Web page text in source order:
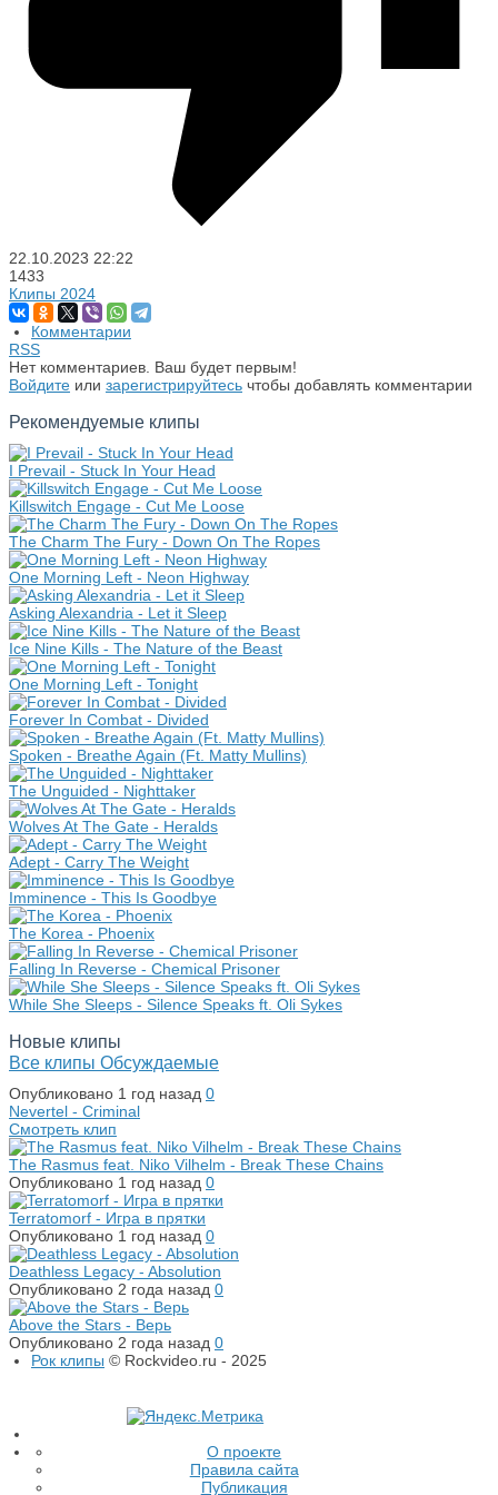
22.10.2023 22:22
1433
Клипы 2024
Комментарии
RSS
Нет комментариев. Ваш будет первым!
Войдите или зарегистрируйтесь чтобы добавлять комментарии
Рекомендуемые клипы
I Prevail - Stuck In Your Head
Killswitch Engage - Cut Me Loose
The Charm The Fury - Down On The Ropes
One Morning Left - Neon Highway
Asking Alexandria - Let it Sleep
Ice Nine Kills - The Nature of the Beast
One Morning Left - Tonight
Forever In Combat - Divided
Spoken - Breathe Again (Ft. Matty Mullins)
The Unguided - Nighttaker
Wolves At The Gate - Heralds
Adept - Carry The Weight
Imminence - This Is Goodbye
The Korea - Phoenix
Falling In Reverse - Chemical Prisoner
While She Sleeps - Silence Speaks ft. Oli Sykes
Новые клипы
Все клипы Обсуждаемые
Опубликовано 1 год назад 0
Nevertel - Criminal
Смотреть клип
The Rasmus feat. Niko Vilhelm - Break These Chains
Опубликовано 1 год назад 0
Terratomorf - Игра в прятки
Опубликовано 1 год назад 0
Deathless Legacy - Absolution
Опубликовано 2 года назад 0
Above the Stars - Верь
Опубликовано 2 года назад 0
Рок клипы © Rockvideo.ru - 2025
О проекте
Правила сайта
Публикация